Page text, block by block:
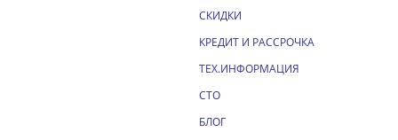
СКИДКИ
КРЕДИТ И РАССРОЧКА
ТЕХ.ИНФОРМАЦИЯ
СТО
БЛОГ